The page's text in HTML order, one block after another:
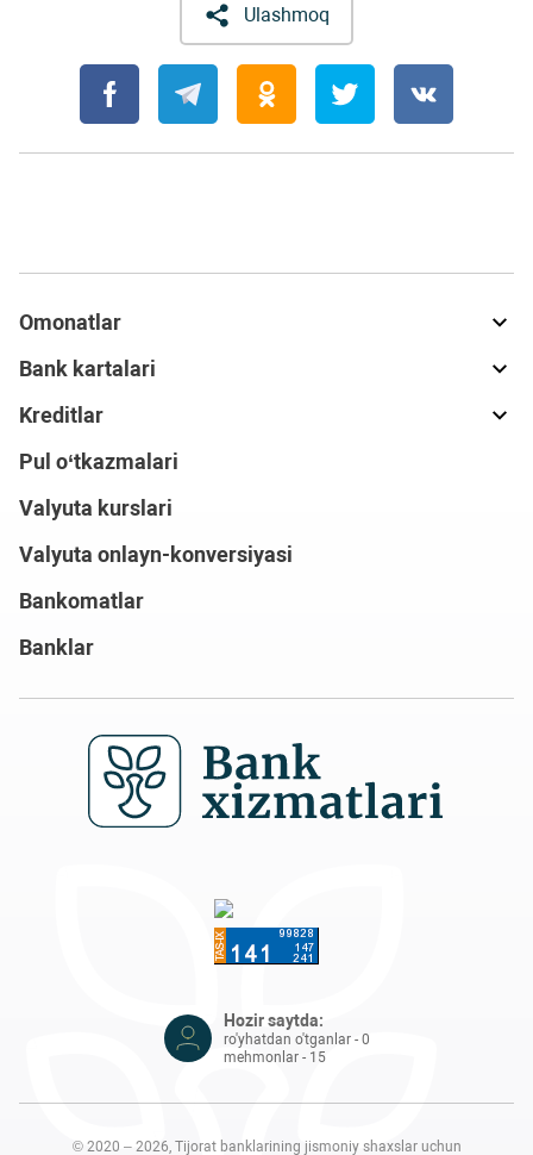
Ulashmoq
Omonatlar
Bank kartalari
Kreditlar
Pul o‘tkazmalari
Valyuta kurslari
Valyuta onlayn-konversiyasi
Bankomatlar
Banklar
Hozir saytda:
ro'yhatdan o'tganlar - 0
mehmonlar - 15
© 2020 – 2026, Tijorat banklarining jismoniy shaxslar uchun